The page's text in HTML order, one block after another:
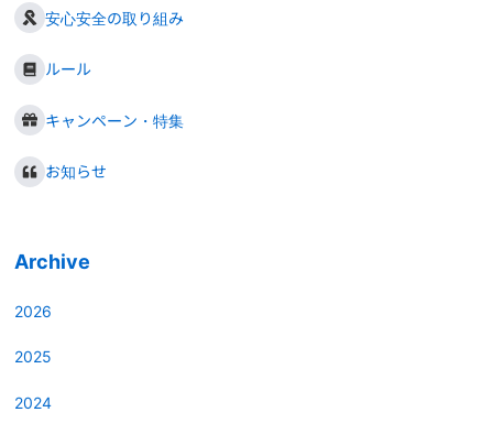
安心安全の取り組み
ルール
キャンペーン・特集
お知らせ
Archive
2026
2025
2024